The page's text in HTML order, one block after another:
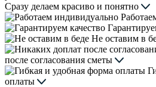
Сразу делаем красиво и понятно
Не оставим в
после согласования сметы
оплаты